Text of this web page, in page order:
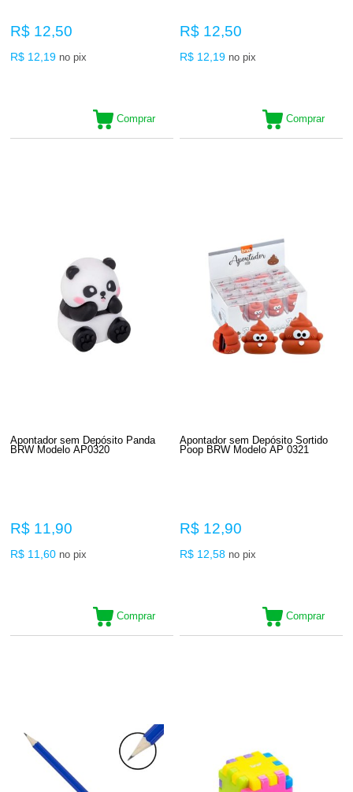
R$ 12,50
R$ 12,19 no pix
Comprar
R$ 12,50
R$ 12,19 no pix
Comprar
Apontador sem Depósito Panda
BRW Modelo AP0320
R$ 11,90
R$ 11,60 no pix
Comprar
Apontador sem Depósito Sortido
Poop BRW Modelo AP 0321
R$ 12,90
R$ 12,58 no pix
Comprar